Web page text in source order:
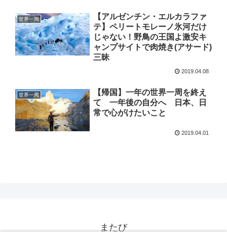
世界一周
【アルゼンチン・エルカラファ
テ】ペリートモレーノ氷河だけ
じゃない！野鳥の王国よ激安キ
ャンプサイトで肉焼き(アサード)
三昧
2019.04.08
世界一周
【帰国】一年の世界一周を終え
て 一年後の自分へ 日本、日
常で心がけたいこと
2019.04.01
またび